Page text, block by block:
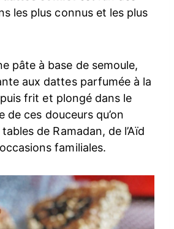
les plus connus et les plus
pâte à base de semoule,
aux dattes parfumée à la
frit et plongé dans le
de ces douceurs qu’on
de Ramadan, de l’Aïd
familiales.